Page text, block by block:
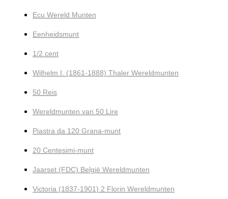
Ecu Wereld Munten
Eenheidsmunt
1/2 cent
Wilhelm I. (1861-1888) Thaler Wereldmunten
50 Reis
Wereldmunten van 50 Lire
Piastra da 120 Grana-munt
20 Centesimi-munt
Jaarset (FDC) België Wereldmunten
Victoria (1837-1901) 2 Florin Wereldmunten